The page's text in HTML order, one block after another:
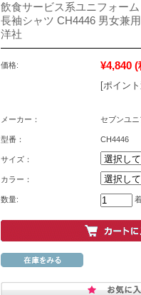
飲食サービス系ユニフォー
長袖シャツ CH4446 男女兼
洋社
価格: ¥4,840 (
[ポイン
メーカー： セブンユニ
型番： CH4446
サイズ：
カラー：
数量: